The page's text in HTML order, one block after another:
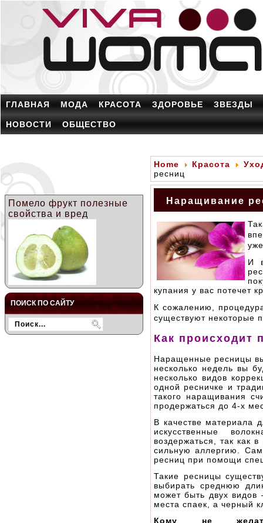
ГЛАВНАЯ МОДА КРАСОТА ЗДОРОВЬЕ ЗВЕЗДЫ
НОВОСТИ ОБЩЕСТВО
Помело фрукт полезные
свойства и вред
ПОИСК ПО САЙТУ
Home Красота
ресниц
Наращивание
И
купания у вас потечет
К сожалению,
существуют некоторые
Как происходит
Наращенные ресницы
несколько недель вы
несколько видов
одной ресничке и
такого наращивания
продержаться до 4-х
В качестве материала
искусственные
воздержаться, так как
сильную аллергию.
ресниц при помощи
Такие ресницы
выбирать среднюю
может быть двух видов
места спаек, а черный
Кому не